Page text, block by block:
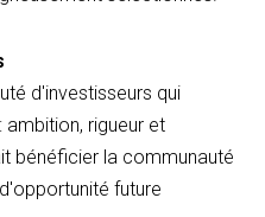
d'investisseurs qui
rigueur et
bénéficier la communauté
future